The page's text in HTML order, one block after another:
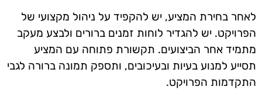
לאחר בחירת המציע, יש להקפיד על ניהול מקצועי של
הפרויקט. יש להגדיר לוחות זמנים ברורים ולבצע מעקב
מתמיד אחר הביצועים. תקשורת פתוחה עם המציע
תסייע למנוע בעיות ובעיכובים, ותספק תמונה ברורה לגבי
התקדמות הפרויקט.